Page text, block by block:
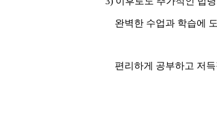
완벽한 수업과 학습에
편리하게 공부하고 저득